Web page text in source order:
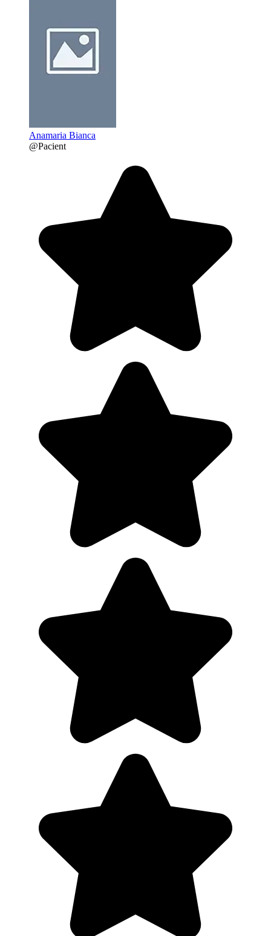
Anamaria Bianca
@Pacient